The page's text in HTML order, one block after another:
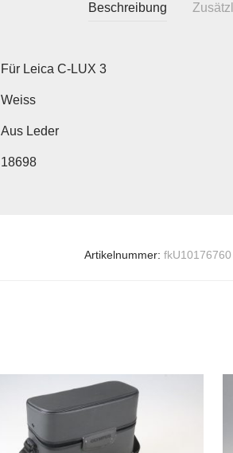
Beschreibung
Für Leica C-LUX 3
Weiss
Aus Leder
18698
Artikelnummer: fkU10176760